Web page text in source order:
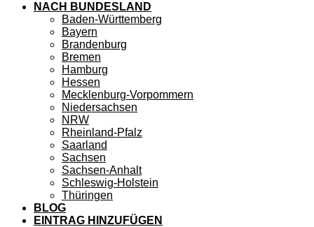
NACH BUNDESLAND
Baden-Württemberg
Bayern
Brandenburg
Bremen
Hamburg
Hessen
Mecklenburg-Vorpommern
Niedersachsen
NRW
Rheinland-Pfalz
Saarland
Sachsen
Sachsen-Anhalt
Schleswig-Holstein
Thüringen
BLOG
EINTRAG HINZUFÜGEN